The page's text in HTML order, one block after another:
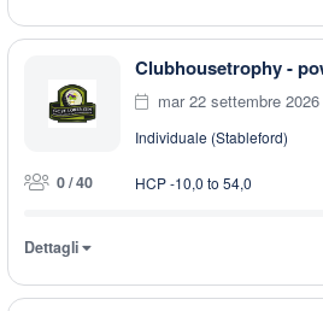
Clubhousetrophy -
mar 22 settembre 2026
Individuale (Stableford)
0 / 40 HCP -10,0 to 54,0
Dettagli